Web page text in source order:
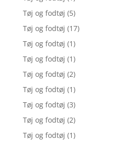
Tøj og fodtøj (5)
Tøj og fodtøj (17)
Tøj og fodtøj (1)
Tøj og fodtøj (1)
Tøj og fodtøj (2)
Tøj og fodtøj (1)
Tøj og fodtøj (3)
Tøj og fodtøj (2)
Tøj og fodtøj (1)